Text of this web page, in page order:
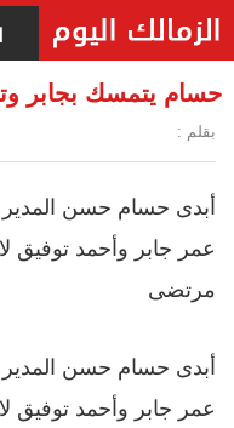
حسام يتمسك بجابر
بقلم :
أبدى حسام حسن المدير
عمر جابر وأحمد توفيق
مرتضى
أبدى حسام حسن المدير
عمر جابر وأحمد توفيق